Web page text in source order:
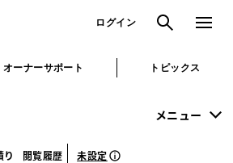
ログイン 検索 メニュ
オーナーサポート トピックス
メニュー
り 閲覧履歴 未設定